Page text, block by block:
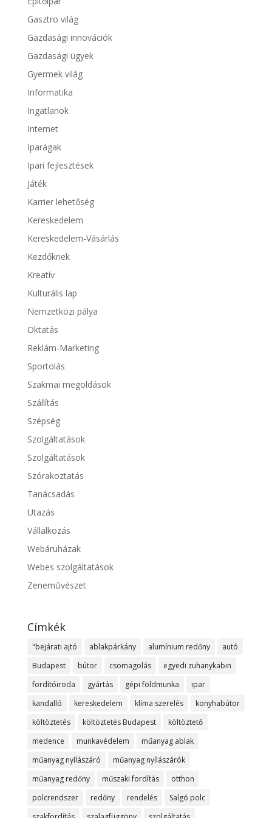
Gasztro világ
Gazdasági innovációk
Gazdasági ügyek
Gyermek világ
Informatika
Ingatlanok
Internet
Iparágak
Ipari fejlesztések
Játék
Karrier lehetőség
Kereskedelem
Kereskedelem-Vásárlás
Kezdőknek
Kreatív
Kulturális lap
Nemzetközi pálya
Oktatás
Reklám-Marketing
Sportolás
Szakmai megoldások
Szállítás
Szépség
Szolgáltatások
Szolgáltatások
Szórakoztatás
Tanácsadás
Utazás
Vállalkozás
Webáruházak
Webes szolgáltatások
Zeneművészet
Címkék
"bejárati ajtó ablakpárkány alumínium redőny
autó
Budapest
bútor csomagolás
egyedi zuhanykabin
fordítóiroda
gyártás gépi földmunka
ipar
kandalló
kereskedelem klíma szerelés
konyhabútor
költöztetés
költöztetés Budapest
költöztető
medence
munkavédelem
műanyag ablak
műanyag nyílászáró
műanyag nyílászárók
műanyag redőny
műszaki fordítás
otthon
polcrendszer
redőny rendelés
Salgó polc